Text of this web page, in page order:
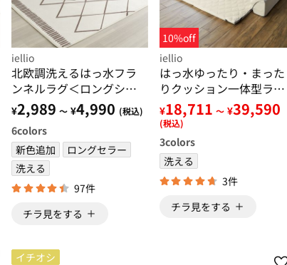
iellio
北欧調洗えるはっ水フラ
ンネルラグ＜ロングシー
ズン・床暖対応・洗濯可
能・ウォッシャブル・お
しゃれ・はっ水＞
¥2,989 ～ ¥4,990 (税込)
6colors
新色追加
ロングセラー
洗える
97件
チラ見をする
10%off
iellio
はっ水ゆったり・まった
りクッション一体型ラグ
＜洗える・布帛（ふは
く）タイプ・フロアソフ
ァ・ローソファー・ロン
グシーズン＞
¥18,711 ～ ¥39,590
(税込)
3colors
洗える
3件
チラ見をする
イチオシ